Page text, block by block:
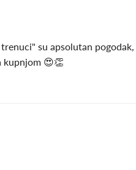
su apsolutan
kupnjom 😍👏